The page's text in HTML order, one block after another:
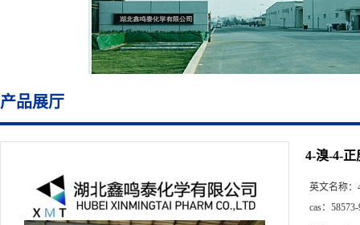
产品展厅
4-溴-4-
英文名称：
cas：